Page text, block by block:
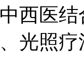
西医
光照